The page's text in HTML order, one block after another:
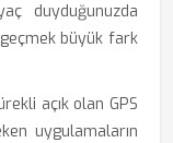
duyduğunuzda
büyük fark
açık olan GPS
uygulamaların